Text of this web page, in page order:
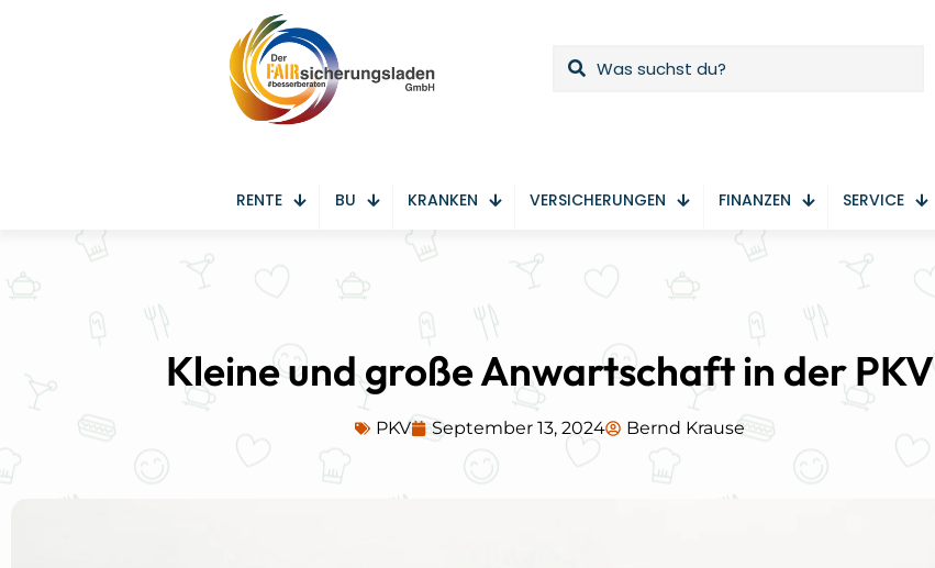
RENTE BU KRANKEN VERSICHERUNGEN FINANZEN SERVICE
Kleine und große Anwartschaft in der PKV
PKV September 13, 2024 Bernd Krause